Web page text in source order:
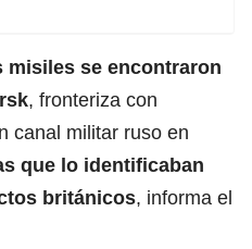
misiles se encontraron
, fronteriza con
canal militar ruso en
que lo identificaban
británicos, informa el